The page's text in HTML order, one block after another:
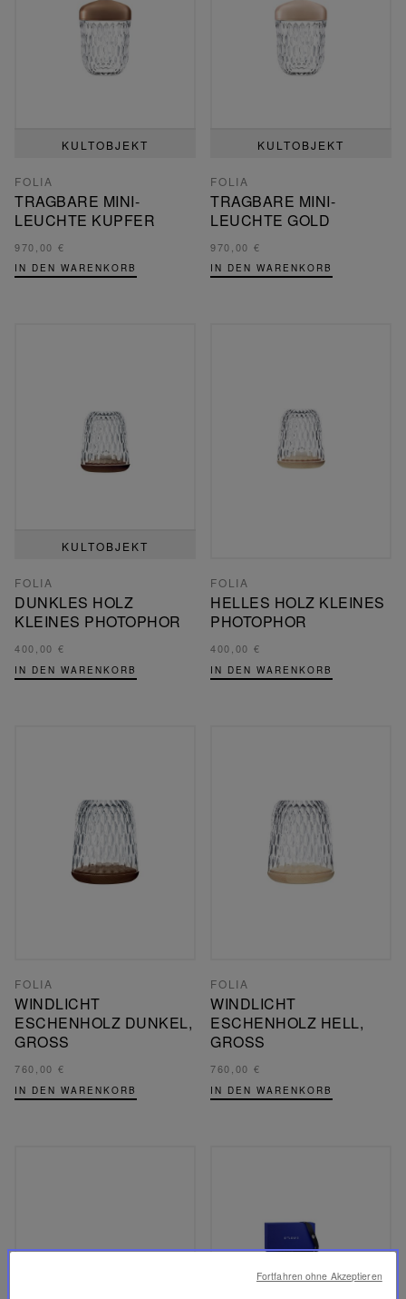
KULTOBJEKT
FOLIA
TRAGBARE MINI-
LEUCHTE KUPFER
970,00 €
IN DEN WARENKORB
KULTOBJEKT
FOLIA
TRAGBARE MINI-
LEUCHTE GOLD
970,00 €
IN DEN WARENKORB
KULTOBJEKT
FOLIA
DUNKLES HOLZ
KLEINES PHOTOPHOR
400,00 €
IN DEN WARENKORB
FOLIA
HELLES HOLZ KLEINES
PHOTOPHOR
400,00 €
IN DEN WARENKORB
FOLIA
WINDLICHT
ESCHENHOLZ DUNKEL,
GROSS
760,00 €
IN DEN WARENKORB
FOLIA
WINDLICHT
ESCHENHOLZ HELL,
GROSS
760,00 €
IN DEN WARENKORB
Fortfahren ohne Akzeptieren